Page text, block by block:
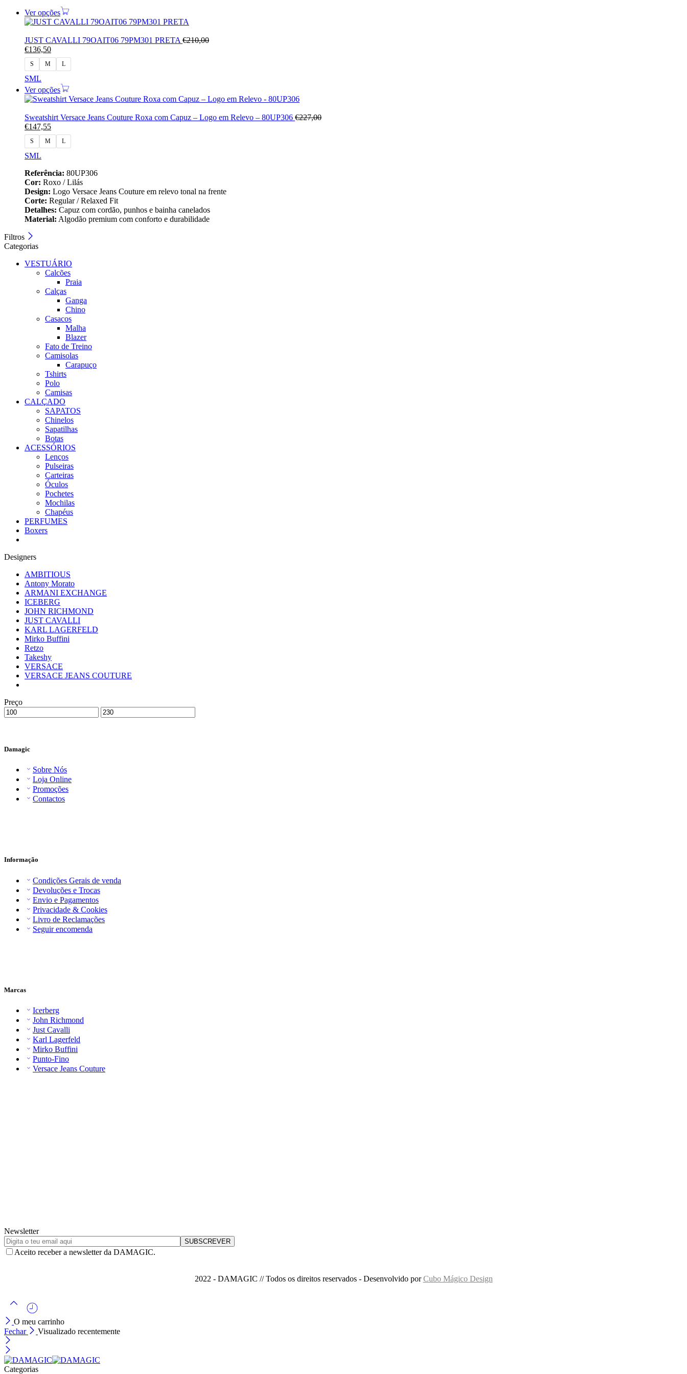
Ver opções
JUST CAVALLI 79OAIT06 79PM301 PRETA €210,00
€136,50
S M L
SML
Ver opções
Sweatshirt Versace Jeans Couture Roxa com Capuz – Logo em Relevo – 80UP306 €227,00
€147,55
S M L
SML
Referência: 80UP306
Cor: Roxo / Lilás
Design: Logo Versace Jeans Couture em relevo tonal na frente
Corte: Regular / Relaxed Fit
Detalhes: Capuz com cordão, punhos e bainha canelados
Material: Algodão premium com conforto e durabilidade
Filtros
Categorias
VESTUÁRIO
Calcões
Praia
Calças
Ganga
Chino
Casacos
Malha
Blazer
Fato de Treino
Camisolas
Carapuço
Tshirts
Polo
Camisas
CALÇADO
SAPATOS
Chinelos
Sapatilhas
Botas
ACESSÓRIOS
Lenços
Pulseiras
Carteiras
Óculos
Pochetes
Mochilas
Chapéus
PERFUMES
Boxers
Designers
AMBITIOUS
Antony Morato
ARMANI EXCHANGE
ICEBERG
JOHN RICHMOND
JUST CAVALLI
KARL LAGERFELD
Mirko Buffini
Retzo
Takeshy
VERSACE
VERSACE JEANS COUTURE
Preço
Damagic
Sobre Nós
Loja Online
Promoções
Contactos
Informação
Condições Gerais de venda
Devoluções e Trocas
Envio e Pagamentos
Privacidade & Cookies
Livro de Reclamações
Seguir encomenda
Marcas
Icerberg
John Richmond
Just Cavalli
Karl Lagerfeld
Mirko Buffini
Punto-Fino
Versace Jeans Couture
Newsletter
Aceito receber a newsletter da DAMAGIC.
2022 - DAMAGIC // Todos os direitos reservados - Desenvolvido porCubo Mágico Design
O meu carrinho
Fechar
Visualizado recentemente
Categorias